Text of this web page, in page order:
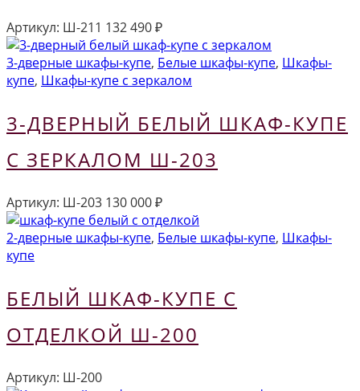
Артикул: Ш-211 132 490₽
3-дверные шкафы-купе, Белые шкафы-купе, Шкафы-
купе, Шкафы-купе с зеркалом
3-ДВЕРНЫЙ БЕЛЫЙ ШКАФ-КУПЕ
С ЗЕРКАЛОМ Ш-203
Артикул: Ш-203 130 000₽
2-дверные шкафы-купе, Белые шкафы-купе, Шкафы-
купе
БЕЛЫЙ ШКАФ-КУПЕ С
ОТДЕЛКОЙ Ш-200
Артикул: Ш-200